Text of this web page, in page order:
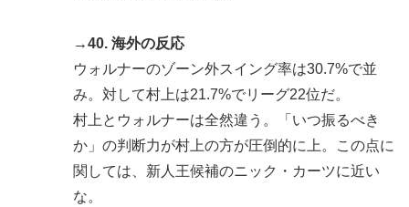
→40. 海外の反応
ウォルナーのゾーン外スイング率は30.7%で並
み。対して村上は21.7%でリーグ22位だ。
村上とウォルナーは全然違う。「いつ振るべき
か」の判断力が村上の方が圧倒的に上。この点に
関しては、新人王候補のニック・カーツに近い
な。